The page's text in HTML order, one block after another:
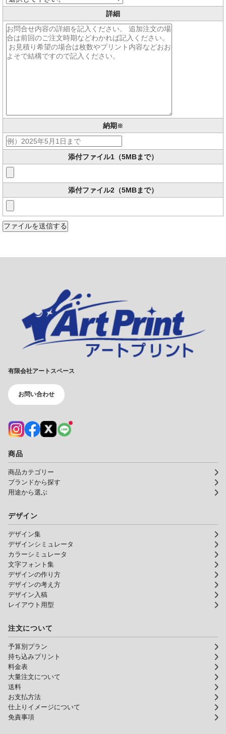
詳細
納期 ※
添付ファイル1 （5MBまで）
添付ファイル2 （5MBまで）
有限会社アートスペース
お問い合わせ
商品
商品カテゴリー
ブランドから探す
用途から選ぶ
デザイン
デザイン集
デザインシミュレータ
カラーシミュレータ
文字フォント集
デザインの作り方
デザインの考え方
デザイン入稿
レイアウト用型
注文について
予算別プラン
持ち込みプリント
料金表
大量注文について
送料
お支払方法
仕上りイメージについて
免責事項